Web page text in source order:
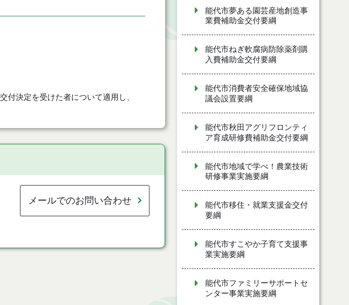
決定を受けた者について適用し、
メールでのお問い合わせ
能代市夢ある園芸産地創造事
業費補助金交付要綱
能代市ねぎ軟腐病防除薬剤購
入費補助金交付要綱
能代市消費者安全確保地域協
議会設置要綱
能代市秋田アグリフロンティ
ア育成研修費補助金交付要綱
能代市地域で学べ！農業技術
研修事業実施要綱
能代市移住・就業支援金交付
要綱
能代市すこやか子育て支援事
業実施要綱
能代市ファミリーサポートセ
ンター事業実施要綱